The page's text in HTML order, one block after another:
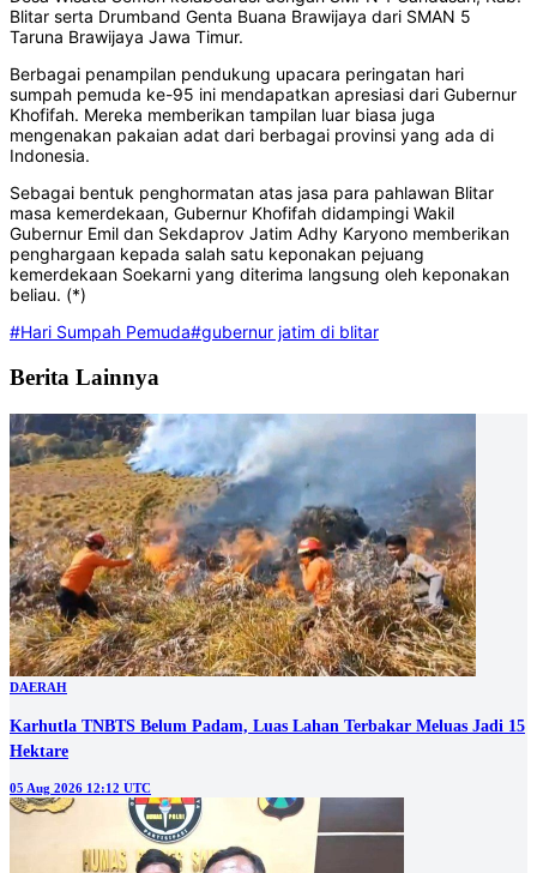
Blitar serta Drumband Genta Buana Brawijaya dari SMAN 5
Taruna Brawijaya Jawa Timur.
Berbagai penampilan pendukung upacara peringatan hari
sumpah pemuda ke-95 ini mendapatkan apresiasi dari Gubernur
Khofifah. Mereka memberikan tampilan luar biasa juga
mengenakan pakaian adat dari berbagai provinsi yang ada di
Indonesia.
Sebagai bentuk penghormatan atas jasa para pahlawan Blitar
masa kemerdekaan, Gubernur Khofifah didampingi Wakil
Gubernur Emil dan Sekdaprov Jatim Adhy Karyono memberikan
penghargaan kepada salah satu keponakan pejuang
kemerdekaan Soekarni yang diterima langsung oleh keponakan
beliau. (*)
#Hari Sumpah Pemuda#gubernur jatim di blitar
Berita Lainnya
DAERAH
Karhutla TNBTS Belum Padam, Luas Lahan Terbakar Meluas Jadi 15
Hektare
05 Aug 2026 12:12 UTC